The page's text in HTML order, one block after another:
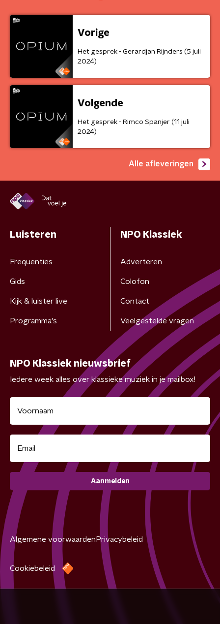
Vorige
Het gesprek - Gerardjan Rijnders (5 juli
2024)
Volgende
Het gesprek - Rimco Spanjer (11 juli
2024)
Alle afleveringen
Luisteren
Frequenties
Gids
Kijk & luister live
Programma's
NPO Klassiek
Adverteren
Colofon
Contact
Veelgestelde vragen
NPO Klassiek nieuwsbrief
Iedere week alles over klassieke muziek in je mailbox!
Aanmelden
Algemene voorwaarden Privacybeleid
Cookiebeleid